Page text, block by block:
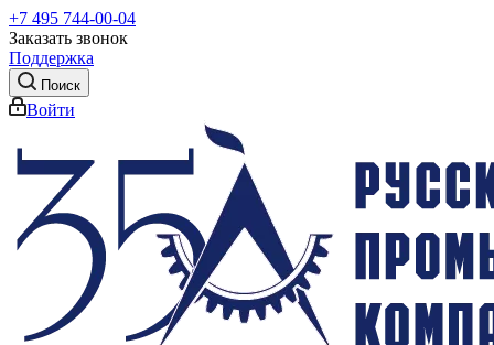
+7 495 744-00-04
Заказать звонок
Поддержка
Поиск
Войти